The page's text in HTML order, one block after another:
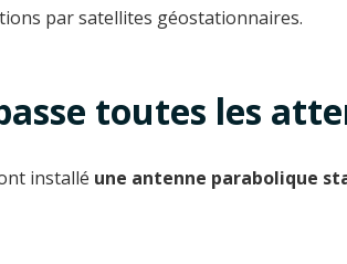
par satellites géostationnaires.
toutes les
installé une antenne parabolique